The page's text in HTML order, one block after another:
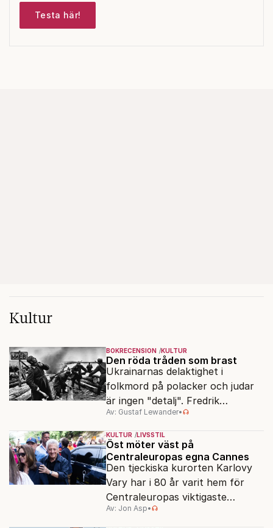
Testa här!
Kultur
BOKRECENSION KULTUR
Den röda tråden som brast
Ukrainarnas delaktighet i
folkmord på polacker och judar
är ingen "detalj". Fredrik
Segerfeldts iver att skildra den
ryska imperialismen leder till en
förenklad bild av historien.
Av: Gustaf Lewander•
KULTUR LIVSSTIL
Öst möter väst på
Centraleuropas egna Cannes
Den tjeckiska kurorten Karlovy
Vary har i 80 år varit hem för
Centraleuropas viktigaste
filmfestival – en plats där
Av: Jon Asp•